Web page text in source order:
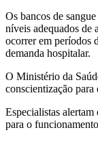
Os bancos de
níveis adequados de
ocorrer em períodos
demanda hospitalar.
O Ministério da
conscientização
Especialistas alertam
para o